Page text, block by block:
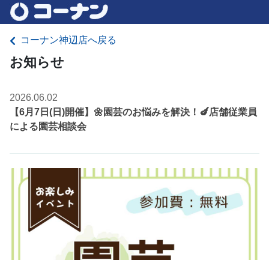
コーナン神辺店へ戻る
お知らせ
2026.06.02
【6月7日(日)開催】🌼園芸のお悩みを解決！🍆店舗従業員
による園芸相談会